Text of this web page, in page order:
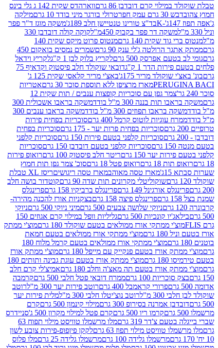
קרם דובדבן 86 גרם
ווארהדס שקית 142 ג גלי בינס
דבש 30 גרם עמק חפר
טרולי בורגר מיני בודד 10 גרם
מילקה
בד"צ טורינו טנטיישן חלב 189ג'
משקה מוגז ד"ר פפר
משקה דר פפר בקבוק 450מ"ל
קוקה קולה דובדבן 330
גוד שקית 140 גרם
מנטוס פרוט מיקס שקית 140
הרולטה ג'לי ענק 90 גרם
שמרים נמסים בואקום 450
אפרסק 500 גרם
לקריץ בלוק לבן 1 ק"ג
לקריץ וידאל
הדר 1 ק"ג
דובאי שוקולד חלב פיסטוק וקדאיף 75
שוקולד מריר 175ג'
באצ'י מריר קלאסי שקית 125 ג'
מארז מרציפן ללא תוספת סוכר 30 גרם
אטריות
צמר גפן עם סוכריות קופצות ענבים / תות שקית 12
תות בננה 300 מ"ל בודד
משקה בראבו אשכולית 300
בראבו תפוזים 300 מ"ל בודד
משקה בראבו ענבים 300
עוגיות לוטוס קרמל 400 גרם
סוכריות בפחית פירות
סוכריות בפחית פרות יער - 175 גרם
סוכריות בפחית
סוכריות קלפני בטעם פירות 150 גרם
סוכריות קלפני
סוכריות קלפני בטעם דובדבן 150 גרם
סוכריות
יער 150 גרם
ריטר חלב פיסטוק 100 גרם
רואופ פירות
תות 18 גרם
רואופ פטל 18 גרם
סוכ' צמר גפן תות חמוץ
מארז טסה מאוהב מארז טסה ריגושים
ריסז XL טבלת
שוקוליטלי מקרונים תות שדה 90 גרם
קוטדור בושה חלב
אורגינל 149 גרם
פרינגלס ברביקיו 158 גרם
פרינגלס
פרינגלס פיצה 158 גרם
בצקניות אורז להכנה מהירה-
ניוקי שלושה צבעים 500 גרם
מיני ניוקי 500 גרם
ניוקי
קונכיות 500 גרם
גליליות וופל במילוי קרם אגוזים 150
ממתקי אורז ממולאים בטעם שוקולד 180 גרם
מוצ'י ממתק
גרם
מוצ'י ממתקי אורז ממולאים בטעם חמאת
מוצ'י ממתקי אורז ממולאים בטעם קרמל מלוח 180
אורז בטעם פנקייק עם מייפל 180 גרם
מוצ'י ממתק אורז
גרם
מוצ'י ממתק אורז בטעם עוגת גבינה ותותים 180
אורז בטעם תה מאצ'ה וחלב 180 גרם
אמיצ'לי קרם חלב
סוכריות 100 גרם
ממרח דובאי פטל חלבי 500 גרם
קרמבה
פרורי קראמבל 400 גרם
רוטב פירות יער 300 מ"ל
רוטב
300 מ"ל
רוטב נוצ'יטלו חלבי 300 מ"ל
מלית פירות יער
אמרנה בסירופ 300 גרם
מילוי קינמון 500 גרם
קרם
קרמו ריו 500 גרם
קרם פטל למילוי מקרון 500 ג'
סניידרס
צ'דר 319 גרם
מלו מרשמלו טוויסט מילוי תפוח 63
טוויסט מילוי תפוז 63 גרם
לקקן פיןפופ-פירות צובע לשון
מרשמלו גלידה 100 גרם
מרשמלו גלידה 25 גרם
מלו פלוס